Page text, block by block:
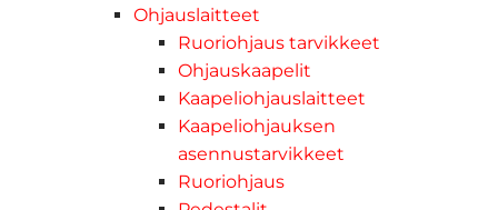
Ohjauslaitteet
Ruoriohjaus tarvikkeet
Ohjauskaapelit
Kaapeliohjauslaitteet
Kaapeliohjauksen
asennustarvikkeet
Ruoriohjaus